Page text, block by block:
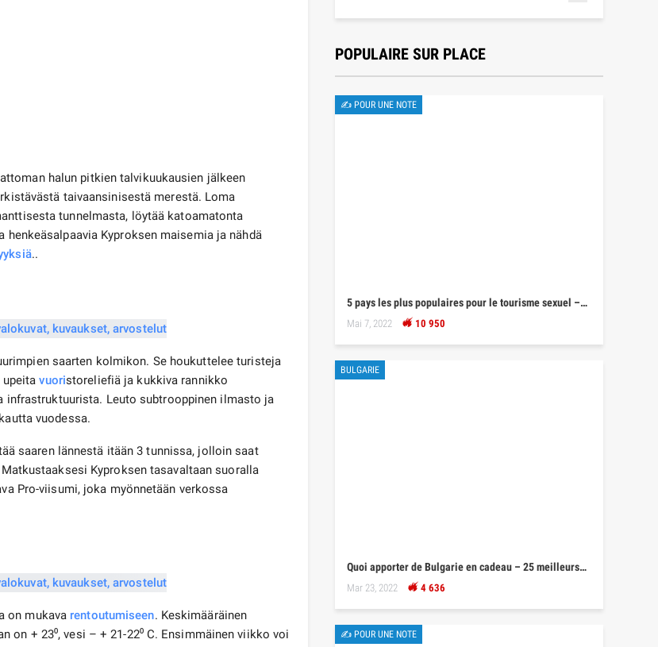
halun pitkien talvikuukausien jälkeen
taivaansinisestä merestä. Loma
tunnelmasta, löytää katoamatonta
Kyproksen maisemia ja nähdä
..
saarten kolmikon. Se houkuttelee turisteja
upeitavuoristoreliefiä ja kukkiva rannikko
Leuto subtrooppinen ilmasto ja
vuodessa.
saaren lännestä itään 3 tunnissa, jolloin saat
Kyproksen tasavaltaan suoralla
Pro-viisumi, joka myönnetään verkossa
on mukava rentoutumiseen. Keskimääräinen
+ 23⁰, vesi – + 21-22⁰ C. Ensimmäinen viikko voi
POPULAIRE SUR PLACE
✍ POUR UNE NOTE
5 pays les plus populaires pour le tourisme sexuel –…
Mai 7, 2022 10 950
BULGARIE
Quoi apporter de Bulgarie en cadeau – 25 meilleurs…
Mar 23, 2022 4 636
✍ POUR UNE NOTE